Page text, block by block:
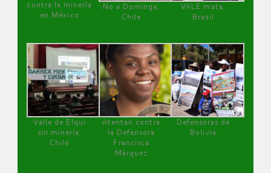
contra la minería
en México
No a Dominga,
Chile
VALE mata,
Brasil
Valle de Elqui
sin minería.
Chile
Atentan contra
la Defensora
Francisca
Márquez
Defensoras de
Bolivia